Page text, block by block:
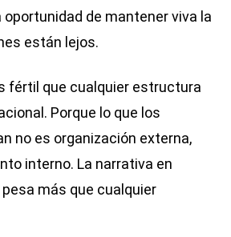
de mantener viva la
están lejos.
fértil que cualquier estructura
Porque lo que los
no es organización externa,
interno. La narrativa en
más que cualquier